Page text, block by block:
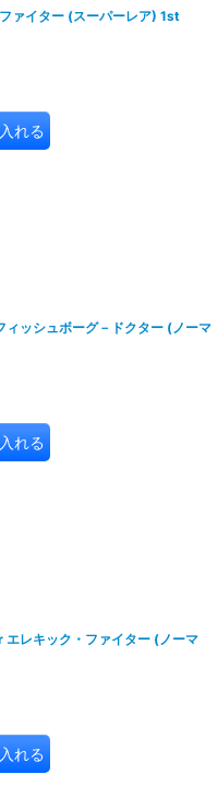
ァイター (スーパーレア) 1st
れる
ッシュボーグ－ドクター (ノーマ
れる
レキック・ファイター (ノーマ
れる